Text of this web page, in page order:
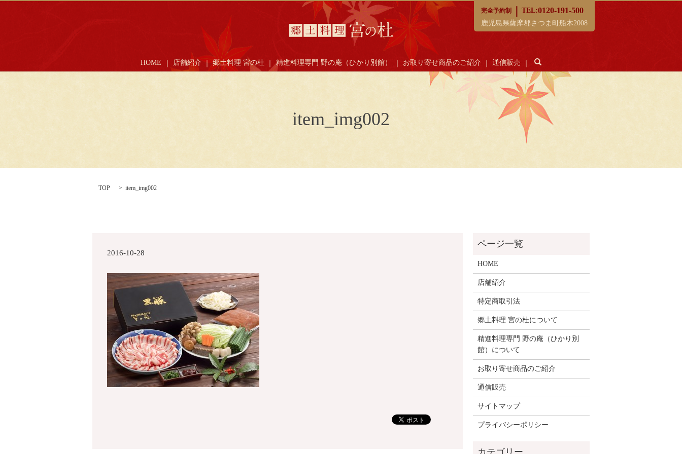
完全予約制 TEL:0120-191-500
鹿児島県薩摩郡さつま町船木2008
HOME 店舗紹介 郷土料理 宮の杜 精進料理専門 野の庵（ひかり別館） お取り寄せ商品のご紹介 通信販売 search
item_img002
TOP item_img002
2016-10-28
HOME
店舗紹介
特定商取引法
郷土料理 宮の杜について
精進料理専門 野の庵（ひかり別
館）について
お取り寄せ商品のご紹介
通信販売
サイトマップ
プライバシーポリシー